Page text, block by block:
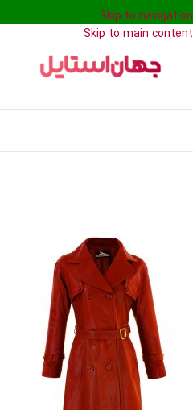
Skip to navigation
Skip to main content